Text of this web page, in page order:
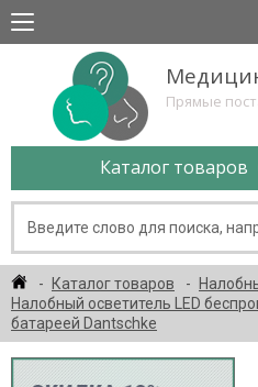
Прямые
Каталог товаров
Каталог товаров
Налобный осветитель LED
батареей Dantschke